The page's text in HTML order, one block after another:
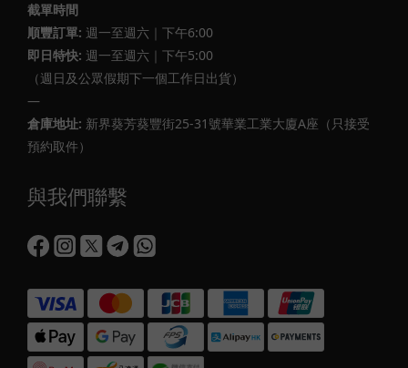
截單時間
順豐訂單: 週一至週六｜下午6:00
即日特快: 週一至週六｜下午5:00
（週日及公眾假期下一個工作日出貨）
—
倉庫地址: 新界葵芳葵豐街25-31號華業工業大廈A座（只接受
預約取件）
與我們聯繫